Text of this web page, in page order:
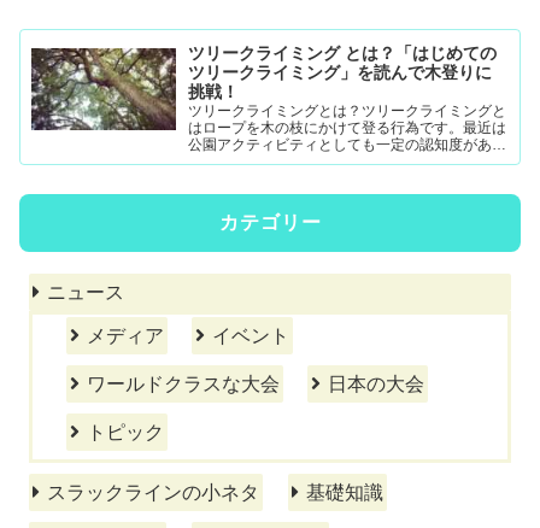
ツリークライミング とは？「はじめての
ツリークライミング」を読んで木登りに
挑戦！
ツリークライミングとは？ツリークライミングと
はロープを木の枝にかけて登る行為です。最近は
公園アクティビティとしても一定の認知度がある
模様。DRTダブルドロープテクニック(MRS-ム...
カテゴリー
ニュース
メディア イベント
ワールドクラスな大会 日本の大会
トピック
スラックラインの小ネタ 基礎知識